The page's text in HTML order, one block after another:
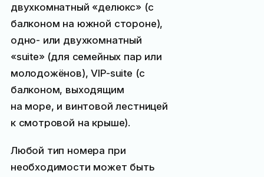
двухкомнатный «делюкс» (с
балконом на южной стороне),
одно- или двухкомнатный
«suite» (для семейных пар или
молодожёнов), VIP-suite (с
балконом, выходящим
на море, и винтовой лестницей
к смотровой на крыше).
Любой тип номера при
необходимости может быть